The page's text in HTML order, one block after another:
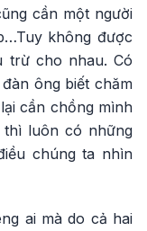
cần một người
không được
trừ cho nhau. Có
ông biết chăm
cần chồng mình
thì luôn có những
chúng ta nhìn
ai mà do cả hai